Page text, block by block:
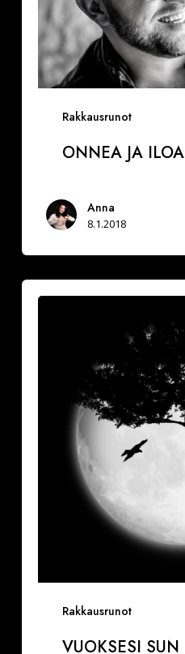
Rakkausrunot
ONNEA JA ILOA
Anna
8.1.2018
Rakkausrunot
VUOKSESI SUN